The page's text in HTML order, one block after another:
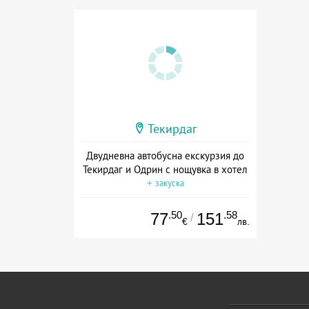
Текирдаг
Двудневна автобусна екскурзия до
Текирдаг и Одрин с нощувка в хотел
+ закуска
77.50
€ / 151.58
лв.